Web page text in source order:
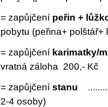
= zapůjčení peřin +
pobytu (peřina+
= zapůjčení karimatky/
vratná záloha 200,- Kč
= zapůjčení stanu
2-4 osoby)